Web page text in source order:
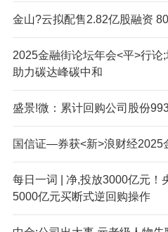
金山?云拟配售2.82亿股融资
2025金融街论坛年会<平>行
助力碳达峰碳中和
盛景!微：累计回购公司股份
国信证—券获<新>浪财经2025
每日一词 | 净,投放3000亿元！
5000亿元买断式逆回购操作